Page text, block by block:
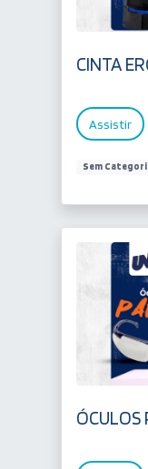
CINTA
Assistir
Sem